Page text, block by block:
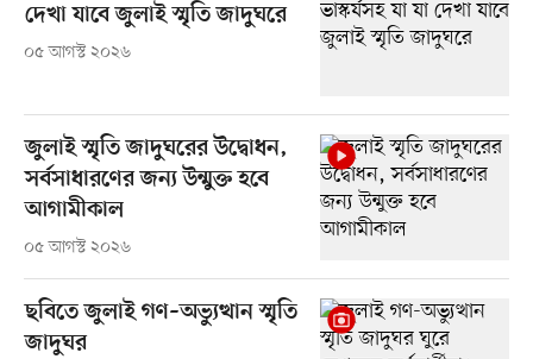
দেখা যাবে জুলাই স্মৃতি জাদুঘরে
০৫ আগস্ট ২০২৬
জুলাই স্মৃতি জাদুঘরের উদ্বোধন,
সর্বসাধারণের জন্য উন্মুক্ত হবে
আগামীকাল
০৫ আগস্ট ২০২৬
ছবিতে জুলাই গণ–অভ্যুত্থান স্মৃতি
জাদুঘর